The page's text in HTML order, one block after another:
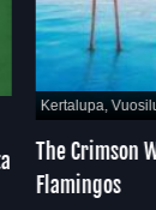
Kertalupa,
The Crimson
Flamingos